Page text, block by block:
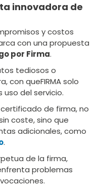
innovadora de
y costos
con una propuesta
por Firma.
tediosos o
con queFIRMA solo
del servicio.
de firma, no
coste, sino que
adicionales, como
.
de la firma,
problemas